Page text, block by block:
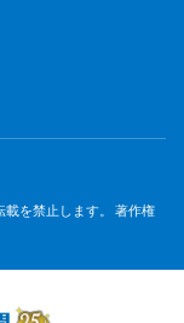
を禁止します。 著作権